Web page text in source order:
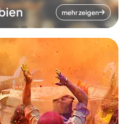
mehr zeigen